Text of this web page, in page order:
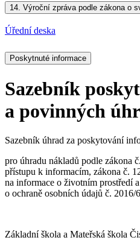
14. Výroční zpráva podle zákona o
Úřední deska
Poskytnuté informace
Sazebník
a povinných
Sazebník úhrad za poskytování
pro úhradu nákladů podle zákona
přístupu k informacím, zákona č.
na informace o životním prostředí
o ochraně osobních údajů č. 2016/
Základní škola a Mateřská škola